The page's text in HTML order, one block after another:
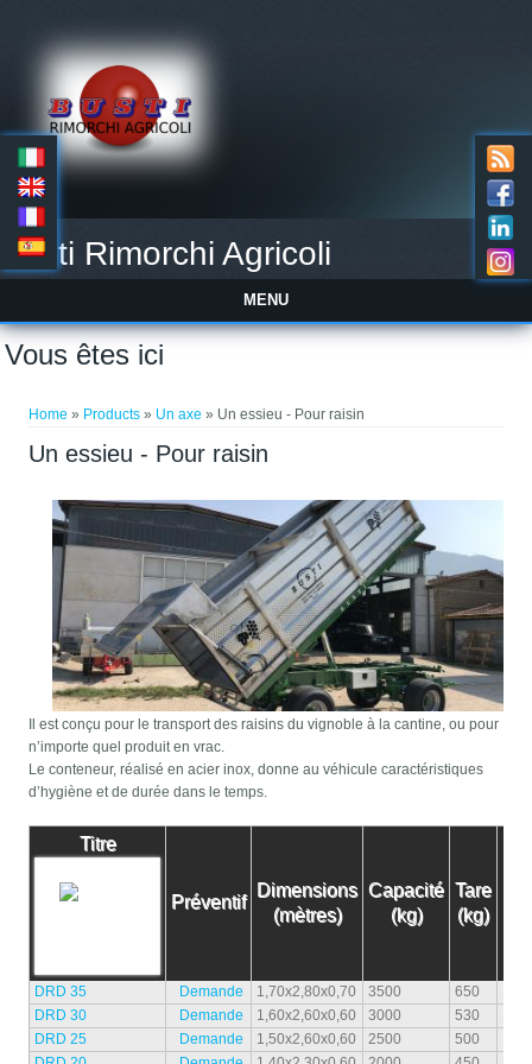
Busti Rimorchi Agricoli
MENU
Vous êtes ici
Home » Products » Un axe » Un essieu - Pour raisin
Un essieu - Pour raisin
Il est conçu pour le transport des raisins du vignoble à la cantine, ou pour
n’importe quel produit en vrac.
Le conteneur, réalisé en acier inox, donne au véhicule caractéristiques
d’hygiène et de durée dans le temps.
Titre
Préventif
Dimensions
(mètres)
Capacité
(kg)
Tare
(kg)
DRD 35 Demande 1,70x2,80x0,70 3500 650
DRD 30
Demande 1,60x2,60x0,60 3000 530
DRD 25
Demande 1,50x2,60x0,60 2500 500